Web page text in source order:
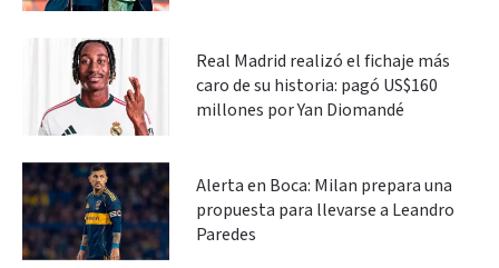
Real Madrid realizó el fichaje más
caro de su historia: pagó US$160
millones por Yan Diomandé
Alerta en Boca: Milan prepara una
propuesta para llevarse a Leandro
Paredes